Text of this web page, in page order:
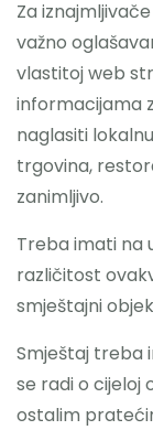
Za
važno
vlastitoj web
informacijama
naglasiti
trgovina,
zanimljivo.
Treba imati na
različitost
smještajni
Smještaj treba
se radi o cijeloj
ostalim